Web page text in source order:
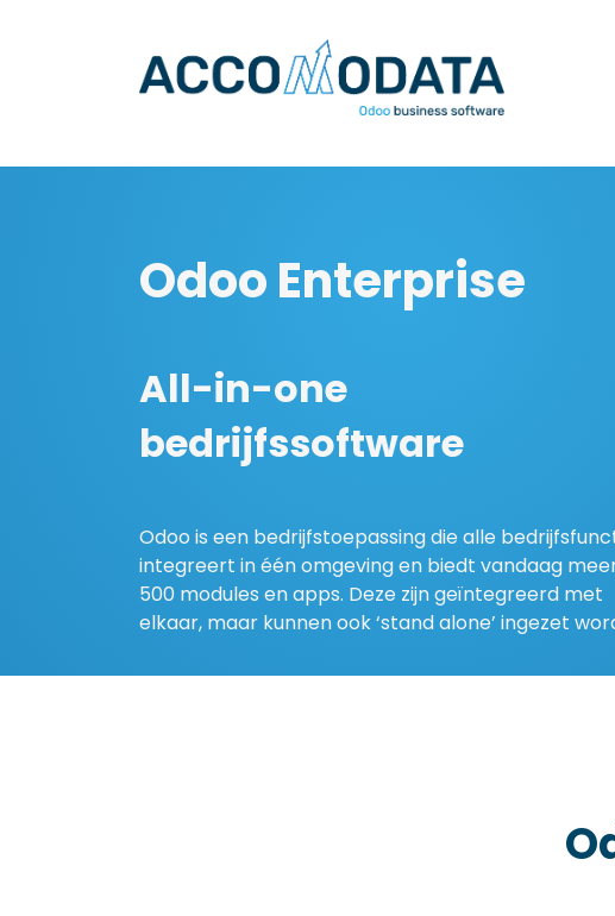
Odoo Enterprise
All-in-one
bedrijfssoftware
Odoo is een bedrijfstoepassing die alle
integreert in één omgeving en biedt vandaag
500 modules en apps. Deze zijn geïntegreerd met
elkaar, maar kunnen ook ‘stand alone’ ingezet